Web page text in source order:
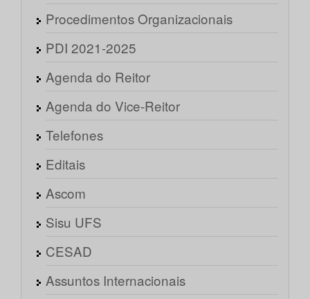
Procedimentos Organizacionais
PDI 2021-2025
Agenda do Reitor
Agenda do Vice-Reitor
Telefones
Editais
Ascom
Sisu UFS
CESAD
Assuntos Internacionais